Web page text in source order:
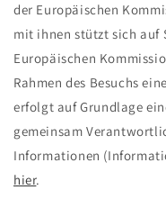
der Europäischen
mit ihnen stützt sich auf
Europäischen
Rahmen des Besuchs
erfolgt auf Grundlage
gemeinsam
Informationen
hier.